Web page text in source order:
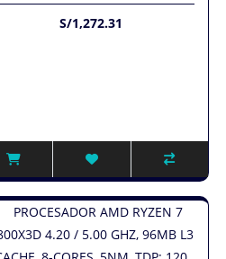
S/1,272.31